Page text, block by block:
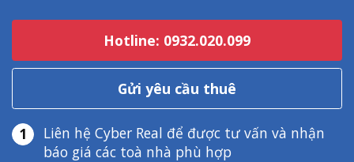
Hotline: 0932.020.099
Gửi yêu cầu thuê
1
Liên hệ Cyber Real để được tư vấn và nhận
báo giá các toà nhà phù hợp